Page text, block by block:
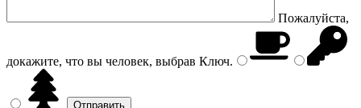
Пожалуйста,
докажите, что вы человек, выбрав Ключ.